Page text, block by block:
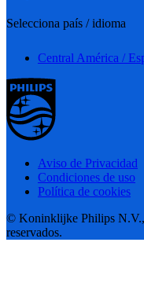
Selecciona país / idioma
Central América /
Aviso de Privacidad
Condiciones de uso
Política de cookies
© Koninklijke Philips N.V.,
reservados.